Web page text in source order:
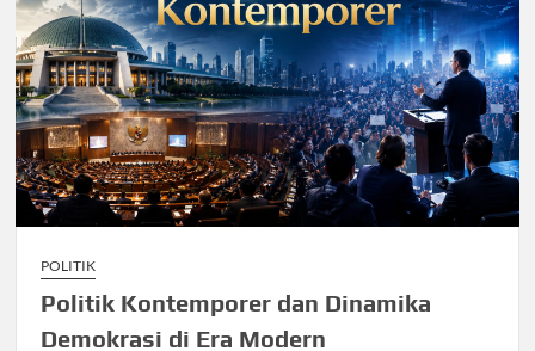
POLITIK
Politik Kontemporer dan Dinamika
Demokrasi di Era Modern